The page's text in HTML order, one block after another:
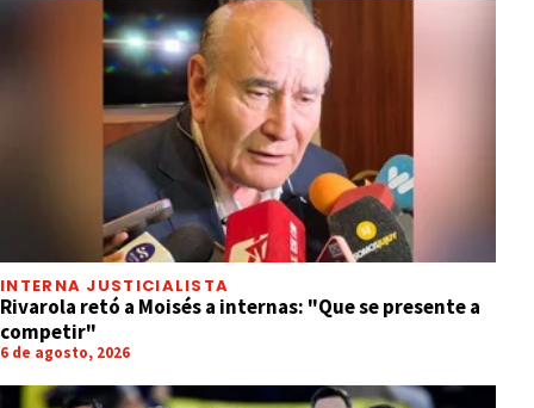
INTERNA JUSTICIALISTA
Rivarola retó a Moisés a internas: "Que se presente a
competir"
6 de agosto, 2026